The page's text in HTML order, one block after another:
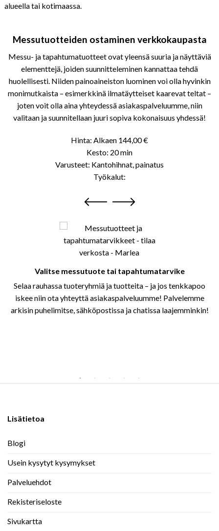
alueella tai kotimaassa.
Messutuotteiden ostaminen verkkokaupasta
Messu- ja tapahtumatuotteet ovat yleensä suuria ja näyttäviä
elementtejä, joiden suunnitteleminen kannattaa tehdä
huolellisesti. Niiden painoaineiston luominen voi olla hyvinkin
monimutkaista – esimerkkinä ilmatäytteiset kaarevat teltat –
joten voit olla aina yhteydessä asiakaspalveluumme, niin
valitaan ja suunnitellaan juuri sopiva kokonaisuus yhdessä!
Hinta: Alkaen 144,00 €
Kesto: 20 min
Varusteet: Kantohihnat, painatus
Työkalut:
Valitse messutuote tai tapahtumatarvike
Selaa rauhassa tuoteryhmiä ja tuotteita – ja jos tenkkapoo
iskee niin ota yhteyttä asiakaspalveluumme! Palvelemme
arkisin puhelimitse, sähköpostissa ja chatissa laajemminkin!
Lisätietoa
Blogi
Usein kysytyt kysymykset
Palveluehdot
Rekisteriseloste
Sivukartta